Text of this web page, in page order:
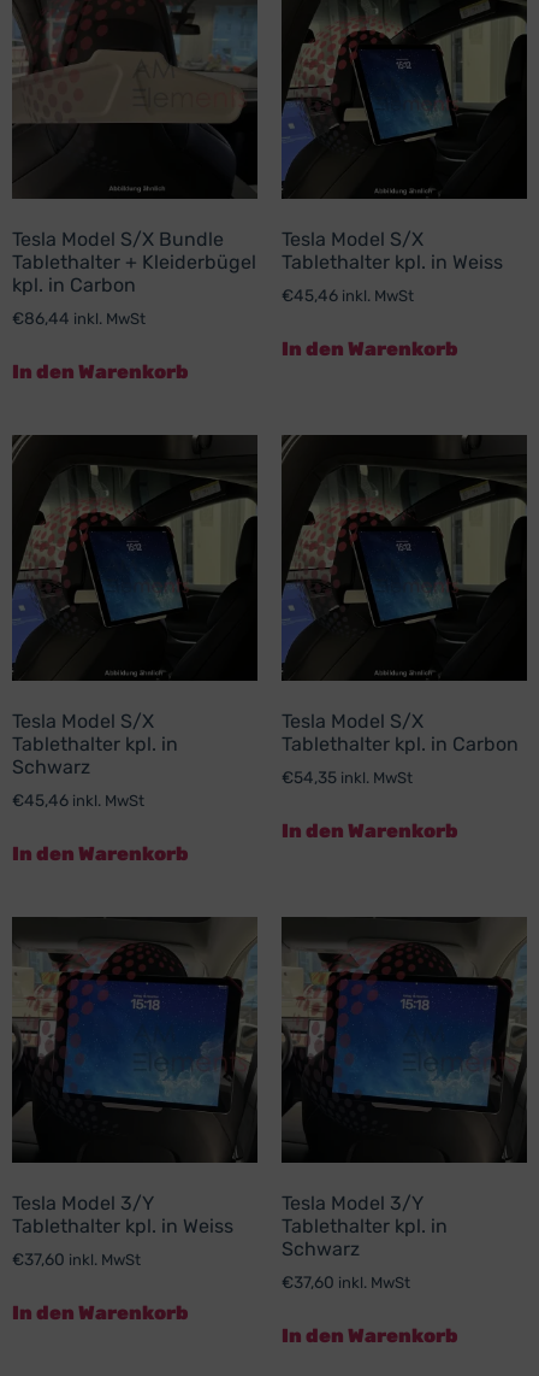
Tesla Model S/X Bundle
Tablethalter + Kleiderbügel
kpl. in Carbon
€86,44 inkl. MwSt
In den Warenkorb
Tesla Model S/X
Tablethalter kpl. in Weiss
€45,46 inkl. MwSt
In den Warenkorb
Tesla Model S/X
Tablethalter kpl. in
Schwarz
€45,46 inkl. MwSt
In den Warenkorb
Tesla Model S/X
Tablethalter kpl. in Carbon
€54,35 inkl. MwSt
In den Warenkorb
Tesla Model 3/Y
Tablethalter kpl. in Weiss
€37,60 inkl. MwSt
In den Warenkorb
Tesla Model 3/Y
Tablethalter kpl. in
Schwarz
€37,60 inkl. MwSt
In den Warenkorb